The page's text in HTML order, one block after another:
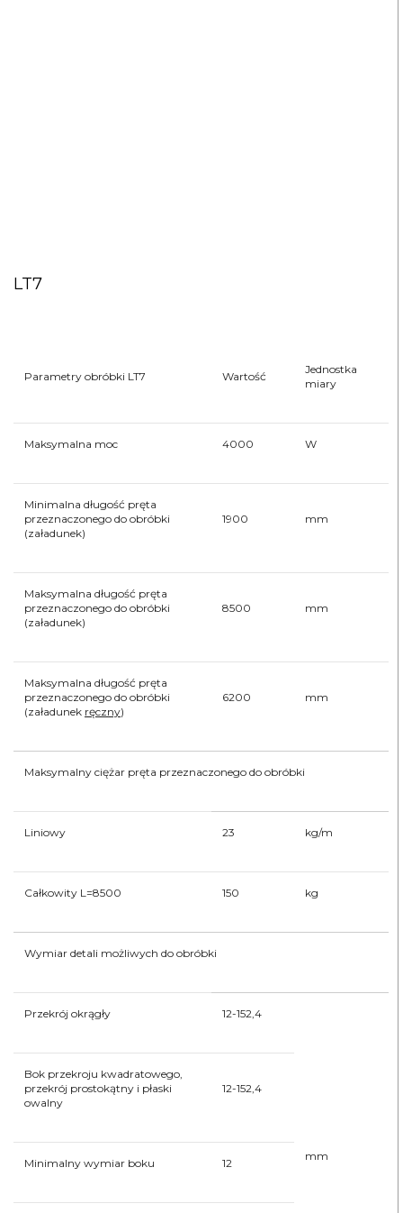
LT7
Parametry obróbki LT7 Wartość
Jednostka
miary
Maksymalna moc 4000 W
Minimalna długość pręta
przeznaczonego do obróbki
(załadunek)
1900 mm
Maksymalna długość pręta
przeznaczonego do obróbki
(załadunek)
8500 mm
Maksymalna długość pręta
przeznaczonego do obróbki
(załadunek ręczny)
6200 mm
Maksymalny ciężar pręta przeznaczonego do obróbki
Liniowy 23 kg/m
Całkowity L=8500 150 kg
Wymiar detali możliwych do obróbki
Przekrój okrągły 12-152,4
mm
Bok przekroju kwadratowego,
przekrój prostokątny i płaski
owalny
12-152,4
Minimalny wymiar boku 12